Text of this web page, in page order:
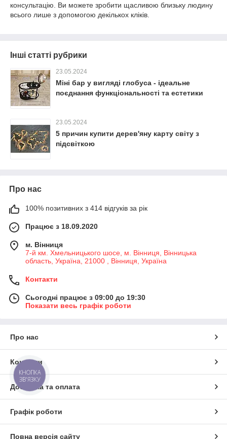
консультацію. Ви можете зробити щасливою близьку людину
всього лише з допомогою декількох кліків.
Інші статті рубрики
23.05.2024
Міні бар у вигляді глобуса - ідеальне
поєднання функціональності та естетики
23.05.2024
5 причин купити дерев'яну карту світу з
підсвіткою
Про нас
100% позитивних з 414 відгуків за рік
Працює з 18.09.2020
м. Вінниця
7-й км. Хмельницького шосе, м. Вінниця, Вінницька
область, Україна, 21000 , Вінниця, Україна
Контакти
Сьогодні працює з 09:00 до 19:30
Показати весь графік роботи
Про нас
Контакти
Доставка та оплата
Графік роботи
Повна версія сайту
КНОПКА
ЗВ'ЯЗКУ